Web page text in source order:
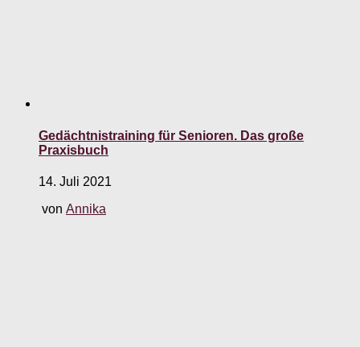
Gedächtnistraining für Senioren. Das große
Praxisbuch
14. Juli 2021
von Annika